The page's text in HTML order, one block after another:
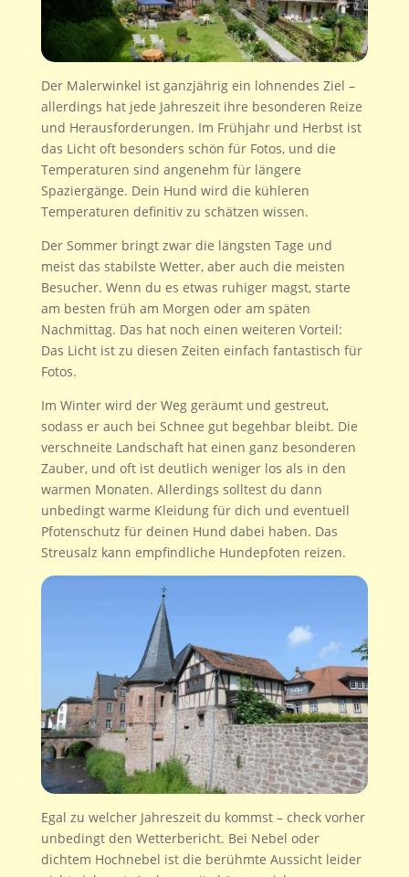
Der Malerwinkel ist ganzjährig ein lohnendes Ziel –
allerdings hat jede Jahreszeit ihre besonderen Reize
und Herausforderungen. Im Frühjahr und Herbst ist
das Licht oft besonders schön für Fotos, und die
Temperaturen sind angenehm für längere
Spaziergänge. Dein Hund wird die kühleren
Temperaturen definitiv zu schätzen wissen.
Der Sommer bringt zwar die längsten Tage und
meist das stabilste Wetter, aber auch die meisten
Besucher. Wenn du es etwas ruhiger magst, starte
am besten früh am Morgen oder am späten
Nachmittag. Das hat noch einen weiteren Vorteil:
Das Licht ist zu diesen Zeiten einfach fantastisch für
Fotos.
Im Winter wird der Weg geräumt und gestreut,
sodass er auch bei Schnee gut begehbar bleibt. Die
verschneite Landschaft hat einen ganz besonderen
Zauber, und oft ist deutlich weniger los als in den
warmen Monaten. Allerdings solltest du dann
unbedingt warme Kleidung für dich und eventuell
Pfotenschutz für deinen Hund dabei haben. Das
Streusalz kann empfindliche Hundepfoten reizen.
Egal zu welcher Jahreszeit du kommst – check vorher
unbedingt den Wetterbericht. Bei Nebel oder
dichtem Hochnebel ist die berühmte Aussicht leider